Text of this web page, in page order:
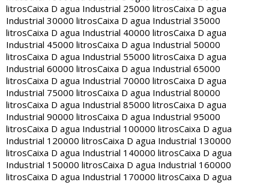
litrosCaixa D agua Industrial 25000 litrosCaixa D agua
Industrial 30000 litrosCaixa D agua Industrial 35000
litrosCaixa D agua Industrial 40000 litrosCaixa D agua
Industrial 45000 litrosCaixa D agua Industrial 50000
litrosCaixa D agua Industrial 55000 litrosCaixa D agua
Industrial 60000 litrosCaixa D agua Industrial 65000
litrosCaixa D agua Industrial 70000 litrosCaixa D agua
Industrial 75000 litrosCaixa D agua Industrial 80000
litrosCaixa D agua Industrial 85000 litrosCaixa D agua
Industrial 90000 litrosCaixa D agua Industrial 95000
litrosCaixa D agua Industrial 100000 litrosCaixa D agua
Industrial 120000 litrosCaixa D agua Industrial 130000
litrosCaixa D agua Industrial 140000 litrosCaixa D agua
Industrial 150000 litrosCaixa D agua Industrial 160000
litrosCaixa D agua Industrial 170000 litrosCaixa D agua